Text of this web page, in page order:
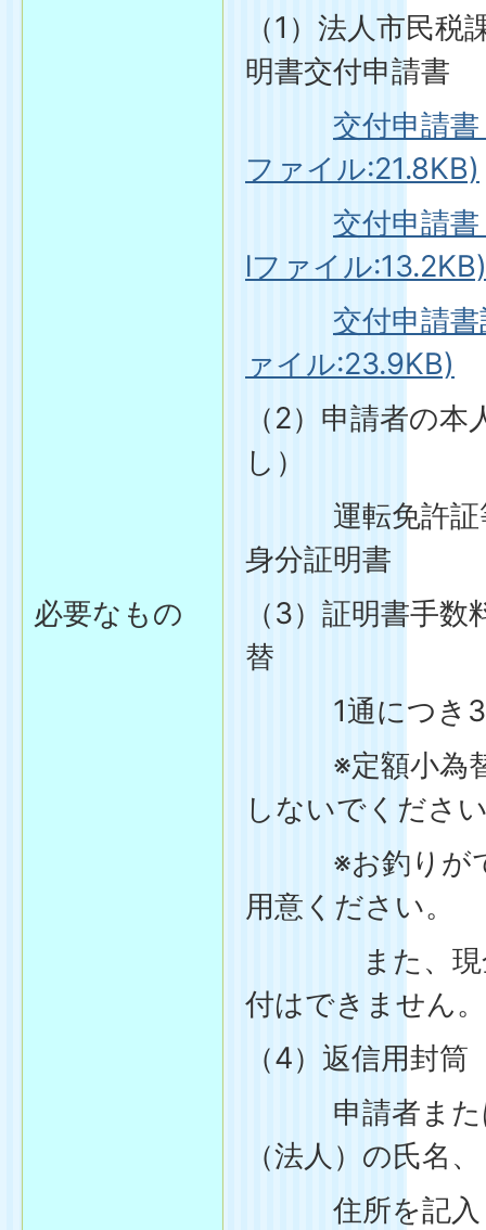
必要なもの
（1）法人市民税
明書交付申請書
交付申請
ファイル:21.8KB)
交付申請
lファイル:13.2KB)
交付申請
ァイル:23.9KB)
（2）申請者の
し）
運転免許証
身分証明書
（3）証明書手
替
1通につき
※定額小為替
しないでくださ
※お釣りがで
用意ください。
また、現金
付はできません。
（4）返信用封筒
申請者また
（法人）の氏名、
住所を記入